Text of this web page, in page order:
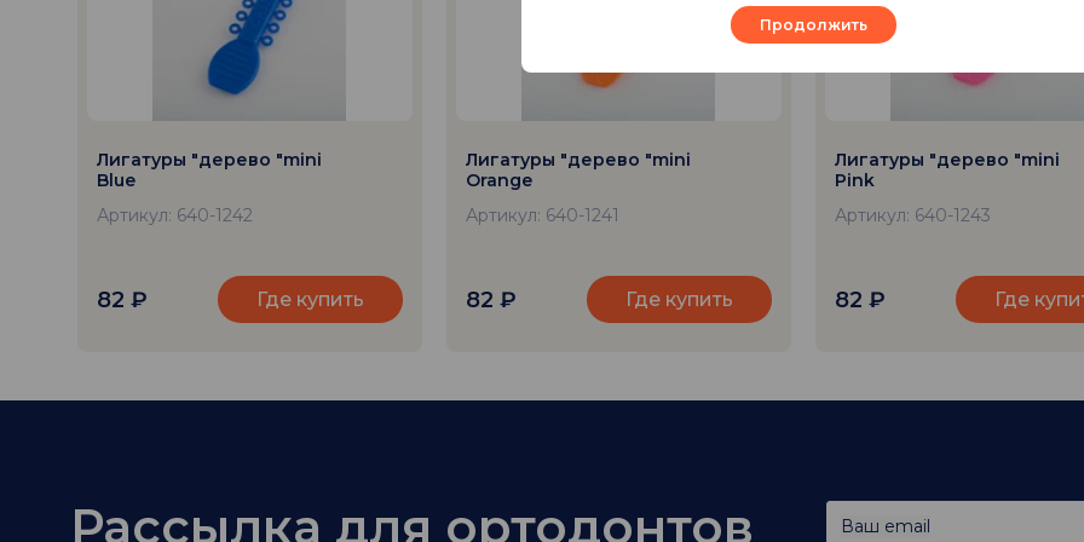
Лигатуры "дерево "mini
Blue
Артикул: 640-1242
82 ₽ Где купить
Лигатуры "дерево "mini
Orange
Артикул: 640-1241
82 ₽ Где купить
Лигатуры "дерево "mini
Pink
Артикул: 640-1243
82 ₽ Где
Рассылка для ортодонтов Ваш email
Продолжить